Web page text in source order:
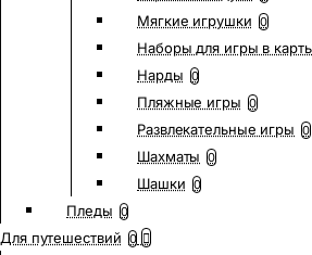
Мягкие игрушки 0
Наборы для игры в
Нарды 0
Пляжные игры 0
Развлекательные игры 0
Шахматы 0
Шашки 0
Пледы 0
Для путешествий 0